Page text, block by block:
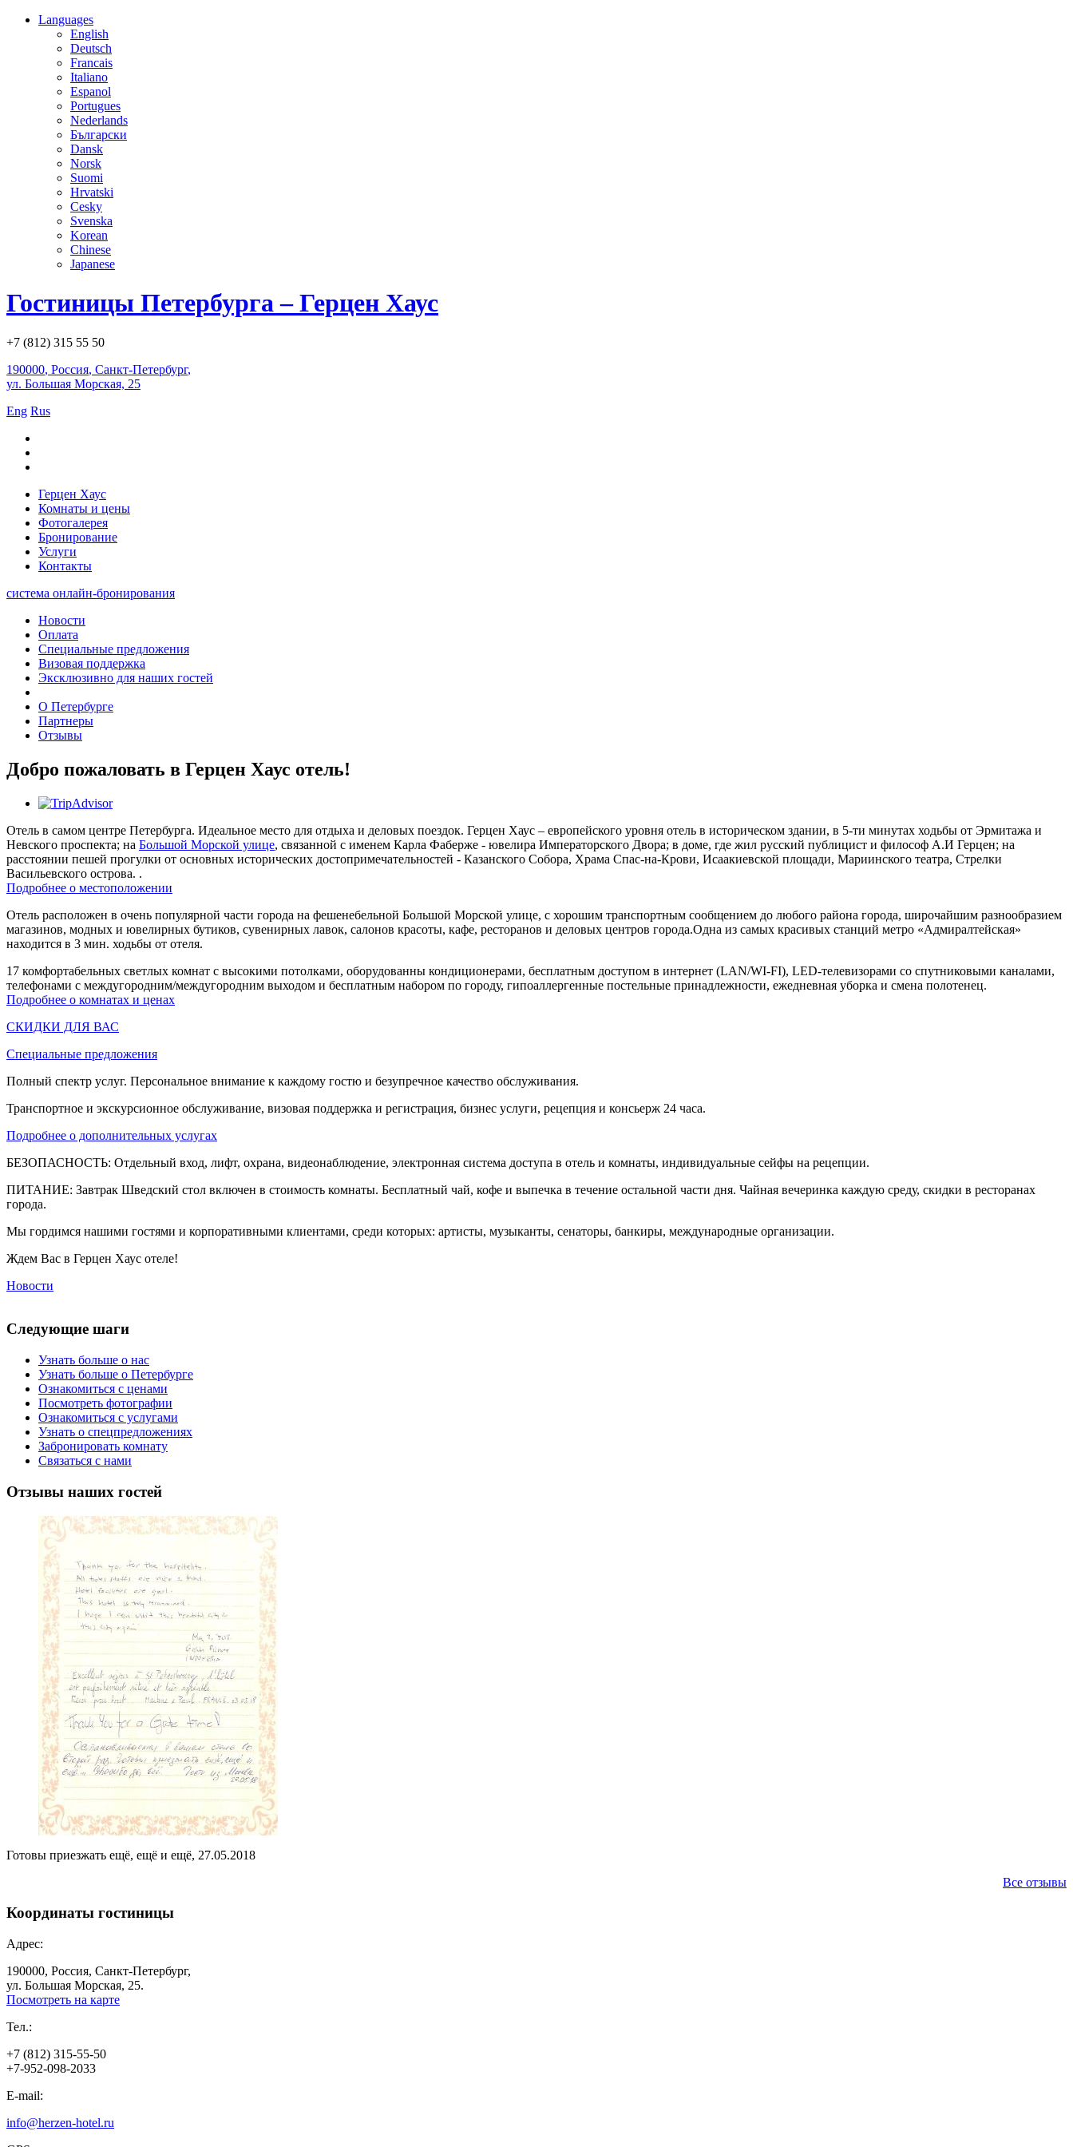
Languages
English
Deutsch
Francais
Italiano
Espanol
Portugues
Nederlands
Български
Dansk
Norsk
Suomi
Hrvatski
Cesky
Svenska
Korean
Chinese
Japanese
Гостиницы Петербурга – Герцен Хаус
+7 (812) 315 55 50
190000, Россия, Санкт-Петербург,
ул. Большая Морская, 25
Eng Rus
Герцен Хаус
Комнаты и цены
Фотогалерея
Бронирование
Услуги
Контакты
система онлайн-бронирования
Новости
Оплата
Специальные предложения
Визовая поддержка
Эксклюзивно для наших гостей
О Петербурге
Партнеры
Отзывы
Добро пожаловать в Герцен Хаус отель!
Отель в самом центре Петербурга. Идеальное место для отдыха и деловых поездок. Герцен Хаус – европейского уровня отель в историческом здании, в 5-ти минутах ходьбы от Эрмитажа и
Невского проспекта; на Большой Морской улице, связанной с именем Карла Фаберже - ювелира Императорского Двора; в доме, где жил русский публицист и философ А.И Герцен; на
расстоянии пешей прогулки от основных исторических достопримечательностей - Казанского Собора, Храма Спас-на-Крови, Исаакиевской площади, Мариинского театра, Стрелки
Васильевского острова. .
Подробнее о местоположении
Отель расположен в очень популярной части города на фешенебельной Большой Морской улице, с хорошим транспортным сообщением до любого района города, широчайшим разнообразием
магазинов, модных и ювелирных бутиков, сувенирных лавок, салонов красоты, кафе, ресторанов и деловых центров города.Одна из самых красивых станций метро «Адмиралтейская»
находится в 3 мин. ходьбы от отеля.
17 комфортабельных светлых комнат с высокими потолками, оборудованны кондиционерами, бесплатным доступом в интернет (LAN/WI-FI), LED-телевизорами со спутниковыми каналами,
телефонами c междугородним/междугородним выходом и бесплатным набором по городу, гипоаллергенные постельные принадлежности, ежедневная уборка и смена полотенец.
Подробнее о комнатах и ценах
СКИДКИ ДЛЯ ВАС
Специальные предложения
Полный спектр услуг. Персональное внимание к каждому гостю и безупречное качество обслуживания.
Транспортное и экскурсионное обслуживание, визовая поддержка и регистрация, бизнес услуги, рецепция и консьерж 24 часа.
Подробнее о дополнительных услугах
БЕЗОПАСНОСТЬ: Отдельный вход, лифт, охрана, видеонаблюдение, электронная система доступа в отель и комнаты, индивидуальные сейфы на рецепции.
ПИТАНИЕ: Завтрак Шведский стол включен в стоимость комнаты. Бесплатный чай, кофе и выпечка в течение остальной части дня. Чайная вечеринка каждую среду, скидки в ресторанах
города.
Мы гордимся нашими гостями и корпоративными клиентами, среди которых: артисты, музыканты, сенаторы, банкиры, международные организации.
Ждем Вас в Герцен Хаус отеле!
Новости
Следующие шаги
Узнать больше о нас
Узнать больше о Петербурге
Ознакомиться с ценами
Посмотреть фотографии
Ознакомиться с услугами
Узнать о спецпредложениях
Забронировать комнату
Связаться с нами
Отзывы наших гостей
Готовы приезжать ещё, ещё и ещё, 27.05.2018
Все отзывы
Координаты гостиницы
Адрес:
190000, Россия, Санкт-Петербург,
ул. Большая Морская, 25.
Посмотреть на карте
Тел.:
+7 (812) 315-55-50
+7-952-098-2033
E-mail:
info@herzen-hotel.ru